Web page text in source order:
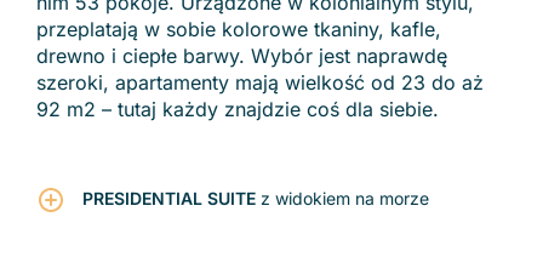
przeplatają w sobie kolorowe tkaniny, kafle,
drewno i ciepłe barwy. Wybór jest naprawdę
szeroki, apartamenty mają wielkość od 23 do aż
92 m2 – tutaj każdy znajdzie coś dla siebie.
PRESIDENTIAL SUITE z widokiem na morze